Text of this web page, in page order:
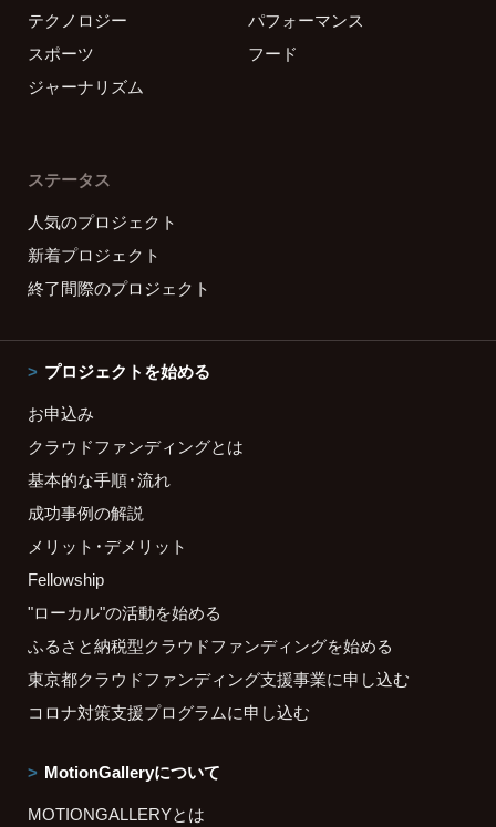
テクノロジー
パフォーマンス
スポーツ
フード
ジャーナリズム
ステータス
人気のプロジェクト
新着プロジェクト
終了間際のプロジェクト
プロジェクトを始める
お申込み
クラウドファンディングとは
基本的な手順・流れ
成功事例の解説
メリット・デメリット
Fellowship
"ローカル"の活動を始める
ふるさと納税型クラウドファンディングを始める
東京都クラウドファンディング支援事業に申し込む
コロナ対策支援プログラムに申し込む
MotionGalleryについて
MOTIONGALLERYとは